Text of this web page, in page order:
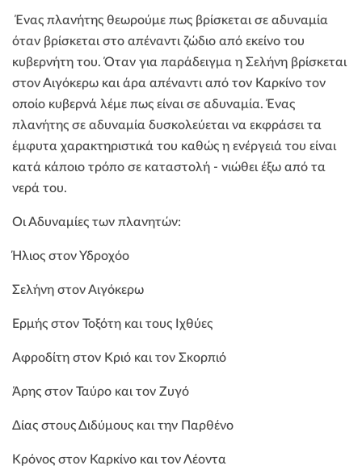
Ένας πλανήτης θεωρούμε πως βρίσκεται σε αδυναμία
όταν βρίσκεται στο απέναντι ζώδιο από εκείνο του
κυβερνήτη του. Όταν για παράδειγμα η Σελήνη βρίσκεται
στον Αιγόκερω και άρα απέναντι από τον Καρκίνο τον
οποίο κυβερνά λέμε πως είναι σε αδυναμία. Ένας
πλανήτης σε αδυναμία δυσκολεύεται να εκφράσει τα
έμφυτα χαρακτηριστικά του καθώς η ενέργειά του είναι
κατά κάποιο τρόπο σε καταστολή - νιώθει έξω από τα
νερά του.
Οι Αδυναμίες των πλανητών:
Ήλιος στον Υδροχόο
Σελήνη στον Αιγόκερω
Ερμής στον Τοξότη και τους Ιχθύες
Αφροδίτη στον Κριό και τον Σκορπιό
Άρης στον Ταύρο και τον Ζυγό
Δίας στους Διδύμους και την Παρθένο
Κρόνος στον Καρκίνο και τον Λέοντα